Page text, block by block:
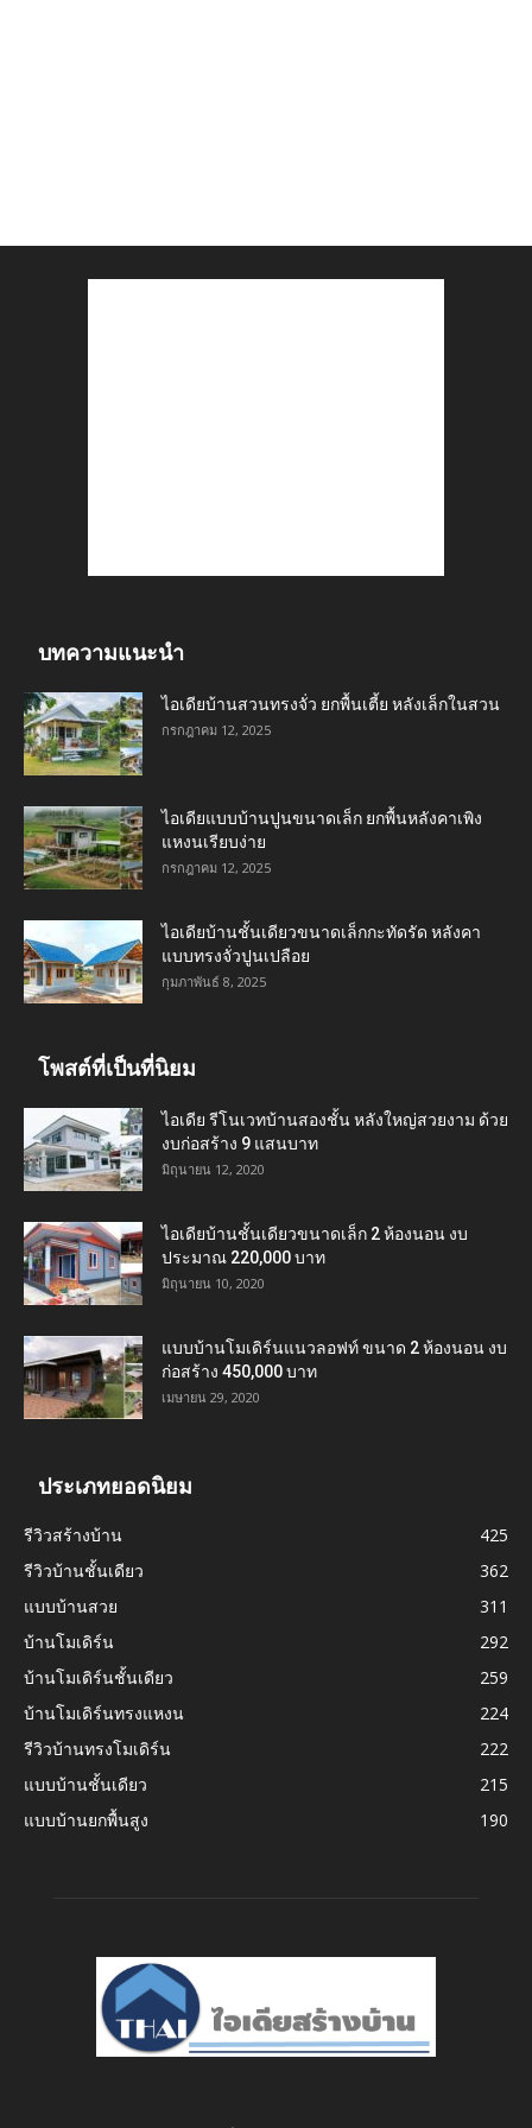
บทความแนะนำ
ไอเดียบ้านสวนทรงจั่ว ยกพื้นเตี้ย หลังเล็กในสวน
กรกฎาคม 12, 2025
ไอเดียแบบบ้านปูนขนาดเล็ก ยกพื้นหลังคาเพิง
แหงนเรียบง่าย
กรกฎาคม 12, 2025
ไอเดียบ้านชั้นเดียวขนาดเล็กกะทัดรัด หลังคา
แบบทรงจั่วปูนเปลือย
กุมภาพันธ์ 8, 2025
โพสต์ที่เป็นที่นิยม
ไอเดีย รีโนเวทบ้านสองชั้น หลังใหญ่สวยงาม ด้วย
งบก่อสร้าง 9 แสนบาท
มิถุนายน 12, 2020
ไอเดียบ้านชั้นเดียวขนาดเล็ก 2 ห้องนอน งบ
ประมาณ 220,000 บาท
มิถุนายน 10, 2020
แบบบ้านโมเดิร์นแนวลอฟท์ ขนาด 2 ห้องนอน งบ
ก่อสร้าง 450,000 บาท
เมษายน 29, 2020
ประเภทยอดนิยม
รีวิวสร้างบ้าน
425
รีวิวบ้านชั้นเดียว
362
แบบบ้านสวย
311
บ้านโมเดิร์น
292
บ้านโมเดิร์นชั้นเดียว
259
บ้านโมเดิร์นทรงแหงน
224
รีวิวบ้านทรงโมเดิร์น
222
แบบบ้านชั้นเดียว
215
แบบบ้านยกพื้นสูง
190